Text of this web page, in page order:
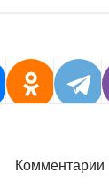
Комментарии